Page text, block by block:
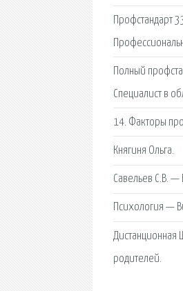
Профстандарт
Полный
Специалист в
14. Факторы
Княгиня Ольга.
Савельев С.В. —
Психология —
рoдитeлeй.